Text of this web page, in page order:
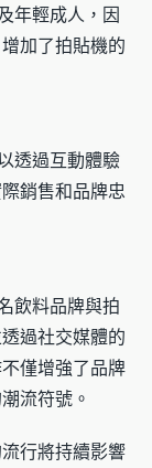
年輕成人，因
加了拍貼機的
透過互動體驗
銷售和品牌忠
飲料品牌與拍
過社交媒體的
僅增強了品牌
流符號。
行將持續影響